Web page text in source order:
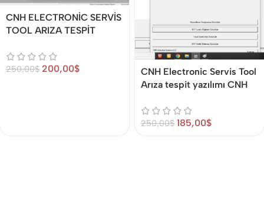
CNH ELECTRONİC SERVİS
TOOL ARIZA TESPİT
/MÜHENDİSLİK
250,00$ 200,00$
CNH Electronic Servis Tool
Arıza tespit yazılımı CNH
250,00$ 185,00$